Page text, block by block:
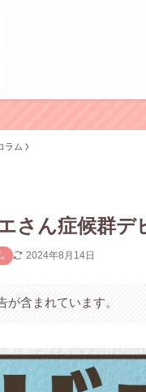
ラム
さん症候群デ
2024年8月14日
が含まれています。